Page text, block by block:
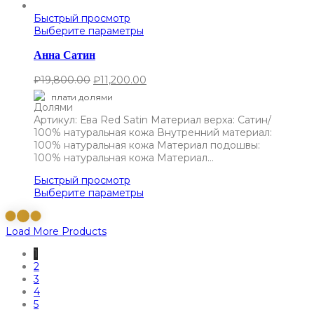
Быстрый просмотр
Выберите параметры
Анна Сатин
₽19,800.00 ₽11,200.00
плати долями
Артикул: Ева Red Satin Материал верха: Сатин/
100% натуральная кожа Внутренний материал:
100% натуральная кожа Материал подошвы:
100% натуральная кожа Материал…
Быстрый просмотр
Выберите параметры
Load More Products
1
2
3
4
5